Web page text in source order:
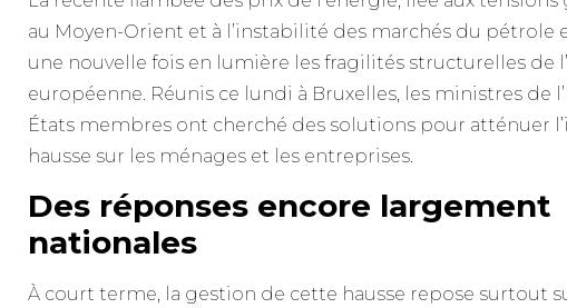
au Moyen-Orient et à l’instabilité des marchés du pétrole
une nouvelle fois en lumière les fragilités structurelles de
européenne. Réunis ce lundi à Bruxelles, les ministres de
États membres ont cherché des solutions pour atténuer
hausse sur les ménages et les entreprises.
Des réponses encore largement
nationales
À court terme, la gestion de cette hausse repose surtout